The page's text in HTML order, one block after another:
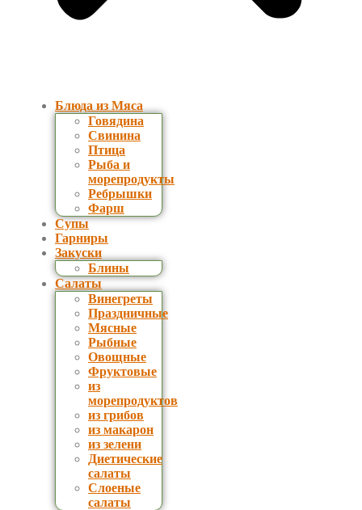
Блюда из Мяса
Говядина
Свинина
Птица
Рыба и
морепродукты
Ребрышки
Фарш
Супы
Гарниры
Закуски
Блины
Салаты
Винегреты
Праздничные
Мясные
Рыбные
Овощные
Фруктовые
из
морепродуктов
из грибов
из макарон
из зелени
Диетические
салаты
Слоеные
салаты